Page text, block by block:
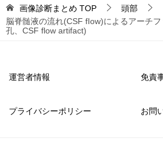
画像診断まとめ TOP
頭部
脳脊髄液の流れ(CSF fIow)によるアーチ
孔、CSF flow artifact)
運営者情報 免責
プライバシーポリシー お問